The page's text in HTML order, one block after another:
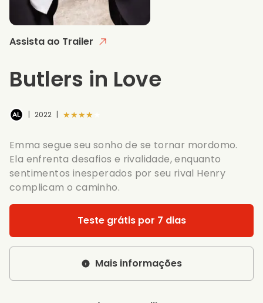
Assista ao Trailer
Butlers in Love
| 2022 | ★★★★★
Emma segue seu sonho de se tornar mordomo.
Ela enfrenta desafios e rivalidade, enquanto
sentimentos inesperados por seu rival Henry
complicam o caminho.
Teste grátis por 7 dias
Mais informações